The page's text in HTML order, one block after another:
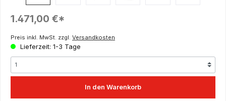
Regulärer Preis:
1.471,00 €*
Preis inkl. MwSt. zzgl. Versandkosten
Lieferzeit: 1-3 Tage
In den Warenkorb